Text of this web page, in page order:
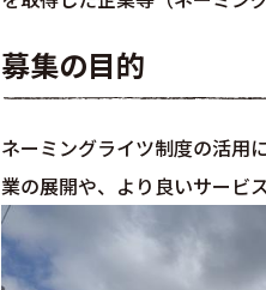
募集の目的
ネーミングライツ制度の活用
業の展開や、より良いサービ